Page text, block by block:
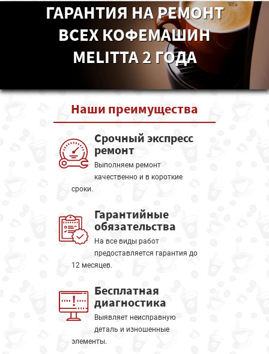
ГАРАНТИЯ НА РЕМОНТ
ВСЕХ КОФЕМАШИН
MELITTA 2 ГОДА
Наши преимущества
Срочный экспресс
ремонт
Выполняем ремонт
качественно и в короткие
сроки.
Гарантийные
обязательства
На все виды работ
предоставляется гарантия до
12 месяцев.
Бесплатная
диагностика
Выявляет неисправную
деталь и изношенные
элементы.